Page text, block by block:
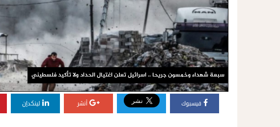
سبعة شهداء وخمسون جريحا .. اسرائيل تعلن اغتيال الحداد ولا تأكيد فلسطيني
فيسبوك أنشر لينكدإن